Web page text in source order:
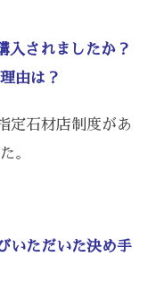
入されましたか？
由は？
定石材店制度があ
。
いただいた決め手